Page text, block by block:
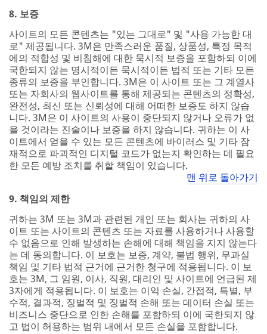
8. 보증
사이트의 모든 콘텐츠는 "있는 그대로" 및 "사용 가능한 대
로" 제공됩니다. 3M은 만족스러운 품질, 상품성, 특정 목적
에의 적합성 및 비침해에 대한 묵시적 보증을 포함하되 이에
국한되지 않는 명시적이든 묵시적이든 법적 또는 기타 모든
종류의 보증을 부인합니다. 3M은 이 사이트 또는 그 계열사
또는 자회사의 웹사이트를 통해 제공되는 콘텐츠의 정확성,
완전성, 최신 또는 신뢰성에 대해 어떠한 보증도 하지 않습
니다. 3M은 이 사이트의 사용이 중단되지 않거나 오류가 없
을 것이라는 진술이나 보증을 하지 않습니다. 귀하는 이 사
이트에서 얻을 수 있는 모든 콘텐츠에 바이러스 및 기타 잠
재적으로 파괴적인 디지털 코드가 없는지 확인하는 데 필요
한 모든 예방 조치를 취할 책임이 있습니다.
맨 위로 돌아가기
9. 책임의 제한
귀하는 3M 또는 3M과 관련된 개인 또는 회사는 귀하의 사
이트 또는 사이트의 콘텐츠 또는 자료를 사용하거나 사용할
수 없음으로 인해 발생하는 손해에 대해 책임을 지지 않는다
는 데 동의합니다. 이 보호는 보증, 계약, 불법 행위, 무과실
책임 및 기타 법적 근거에 근거한 청구에 적용됩니다. 이 보
호는 3M, 그 임원, 이사, 직원, 대리인 및 사이트에 언급된 제
3자에게 적용됩니다. 이 보호는 이익 손실, 간접적, 특별, 부
수적, 결과적, 징벌적 및 징벌적 손해 또는 데이터 손실 또는
비즈니스 중단으로 인한 손해를 포함하되 이에 국한되지 않
고 법이 허용하는 범위 내에서 모든 손실을 포함합니다.